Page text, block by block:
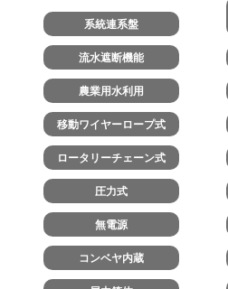
系統連系盤
流水遮断機能
農業用水利用
移動ワイヤーロープ式
ロータリーチェーン式
圧力式
無電源
コンベヤ内蔵